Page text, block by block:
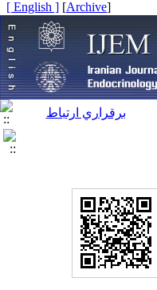
[
Archive
]
[ English ]